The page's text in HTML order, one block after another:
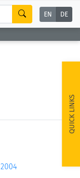
EN DE
QUICK LINKS
2004